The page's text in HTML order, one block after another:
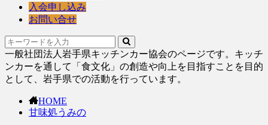
入会申し込み
お問い合せ
一般社団法人岩手県キッチンカー協会のページです。キッチ
ンカーを通して「食文化」の創造や向上を目指すことを目的
として、岩手県での活動を行っています。
HOME
甘味処うみの